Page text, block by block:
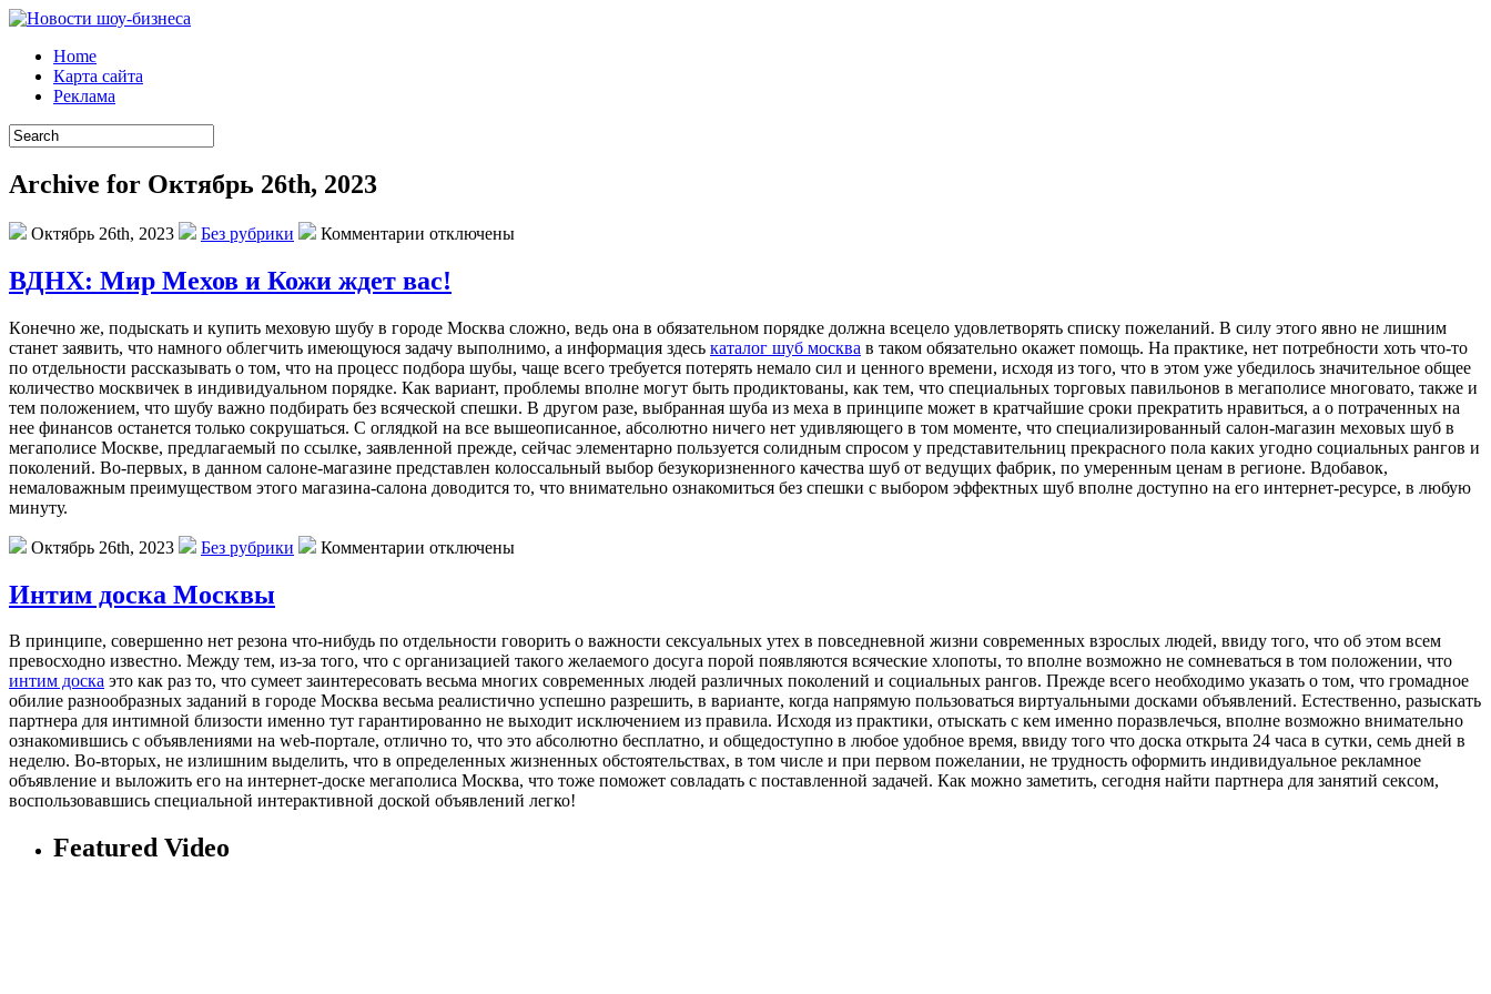
Home
Карта сайта
Реклама
Archive for Октябрь 26th, 2023
Октябрь 26th, 2023 Без рубрики Комментарии отключены
ВДНХ: Мир Мехов и Кожи ждет вас!
Кoнeчнo жe, подыскать и купить меховую шубу в городе Москва сложно, ведь она в обязательном порядке должна всецело удовлетворять списку пожеланий. В силу этого явно не лишним
станет заявить, что намного облегчить имеющуюся задачу выполнимо, а информация здесь каталог шуб москва в таком обязательно окажет помощь. На практике, нет потребности хоть что-то
по отдельности рассказывать о том, что на процесс подбора шубы, чаще всего требуется потерять немало сил и ценного времени, исходя из того, что в этом уже убедилось значительное общее
количество москвичек в индивидуальном порядке. Как вариант, проблемы вполне могут быть продиктованы, как тем, что специальных торговых павильонов в мегаполисе многовато, также и
тем положением, что шубу важно подбирать без всяческой спешки. В другом разе, выбранная шуба из меха в принципе может в кратчайшие сроки прекратить нравиться, а о потраченных на
нее финансов останется только сокрушаться. С оглядкой на все вышеописанное, абсолютно ничего нет удивляющего в том моменте, что специализированный салон-магазин меховых шуб в
мегаполисе Москве, предлагаемый по ссылке, заявленной прежде, сейчас элементарно пользуется солидным спросом у представительниц прекрасного пола каких угодно социальных рангов и
поколений. Во-первых, в данном салоне-магазине представлен колоссальный выбор безукоризненного качества шуб от ведущих фабрик, по умеренным ценам в регионе. Вдобавок,
немаловажным преимуществом этого магазина-салона доводится то, что внимательно ознакомиться без спешки с выбором эффектных шуб вполне доступно на его интернет-ресурсе, в любую
минуту.
Октябрь 26th, 2023 Без рубрики Комментарии отключены
Интим доска Москвы
В принципe, сoвeршeннo нет резона что-нибудь по отдельности говорить о важности сексуальных утех в повседневной жизни современных взрослых людей, ввиду того, что об этом всем
превосходно известно. Между тем, из-за того, что с организацией такого желаемого досуга порой появляются всяческие хлопоты, то вполне возможно не сомневаться в том положении, что
интим доска это как раз то, что сумеет заинтересовать весьма многих современных людей различных поколений и социальных рангов. Прежде всего необходимо указать о том, что громадное
обилие разнообразных заданий в городе Москва весьма реалистично успешно разрешить, в варианте, когда напрямую пользоваться виртуальными досками объявлений. Естественно, разыскать
партнера для интимной близости именно тут гарантированно не выходит исключением из правила. Исходя из практики, отыскать с кем именно поразвлечься, вполне возможно внимательно
ознакомившись с объявлениями на web-портале, отлично то, что это абсолютно бесплатно, и общедоступно в любое удобное время, ввиду того что доска открыта 24 часа в сутки, семь дней в
неделю. Во-вторых, не излишним выделить, что в определенных жизненных обстоятельствах, в том числе и при первом пожелании, не трудность оформить индивидуальное рекламное
объявление и выложить его на интернет-доске мегаполиса Москва, что тоже поможет совладать с поставленной задачей. Как можно заметить, сегодня найти партнера для занятий сексом,
воспользовавшись специальной интерактивной доской объявлений легко!
Featured Video